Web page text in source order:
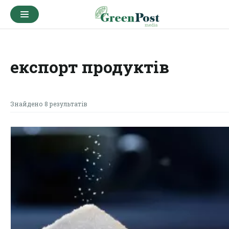
експорт продуктів
Знайдено 8 результатів